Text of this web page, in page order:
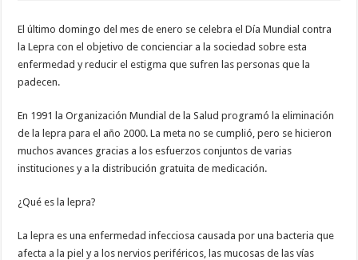
El último domingo del mes de enero se celebra el Día Mundial contra
la Lepra con el objetivo de concienciar a la sociedad sobre esta
enfermedad y reducir el estigma que sufren las personas que la
padecen.
En 1991 la Organización Mundial de la Salud programó la eliminación
de la lepra para el año 2000. La meta no se cumplió, pero se hicieron
muchos avances gracias a los esfuerzos conjuntos de varias
instituciones y a la distribución gratuita de medicación.
¿Qué es la lepra?
La lepra es una enfermedad infecciosa causada por una bacteria que
afecta a la piel y a los nervios periféricos, las mucosas de las vías